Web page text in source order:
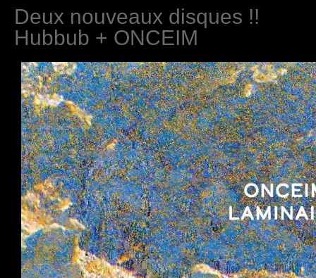
Deux nouveaux disques !!
Hubbub + ONCEIM